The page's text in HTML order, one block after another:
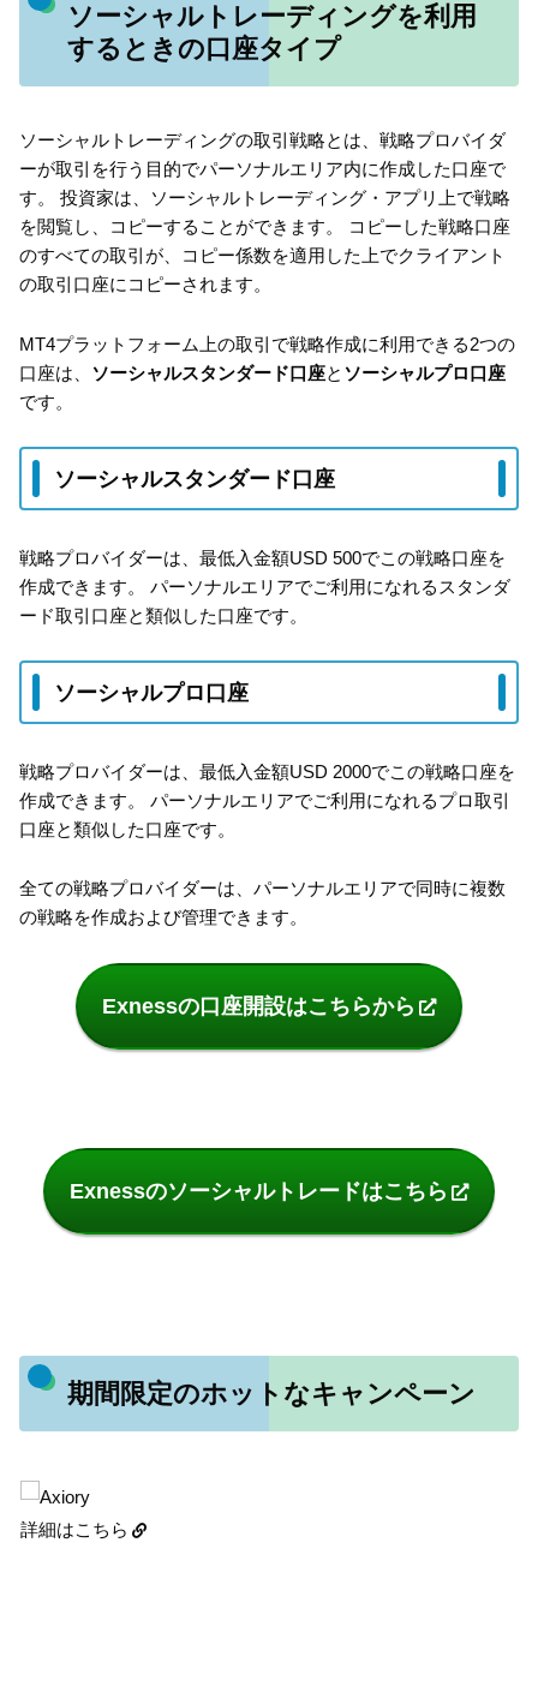
ソーシャルトレーディングを利用
するときの口座タイプ
ソーシャルトレーディングの取引戦略とは、戦略プロバイダ
ーが取引を行う目的でパーソナルエリア内に作成した口座で
す。 投資家は、ソーシャルトレーディング・アプリ上で戦略
を閲覧し、コピーすることができます。 コピーした戦略口座
のすべての取引が、コピー係数を適用した上でクライアント
の取引口座にコピーされます。
MT4プラットフォーム上の取引で戦略作成に利用できる2つの
口座は、 ソーシャルスタンダード口座と ソーシャルプロ口座
です。
ソーシャルスタンダード口座
戦略プロバイダーは、最低入金額USD 500でこの戦略口座を
作成できます。 パーソナルエリアでご利用になれるスタンダ
ード取引口座と類似した口座です。
ソーシャルプロ口座
戦略プロバイダーは、最低入金額USD 2000でこの戦略口座を
作成できます。 パーソナルエリアでご利用になれるプロ取引
口座と類似した口座です。
全ての戦略プロバイダーは、パーソナルエリアで同時に複数
の戦略を作成および管理できます。
Exnessの口座開設はこちらから
Exnessのソーシャルトレードはこちら
期間限定のホットなキャンペーン
詳細はこちら